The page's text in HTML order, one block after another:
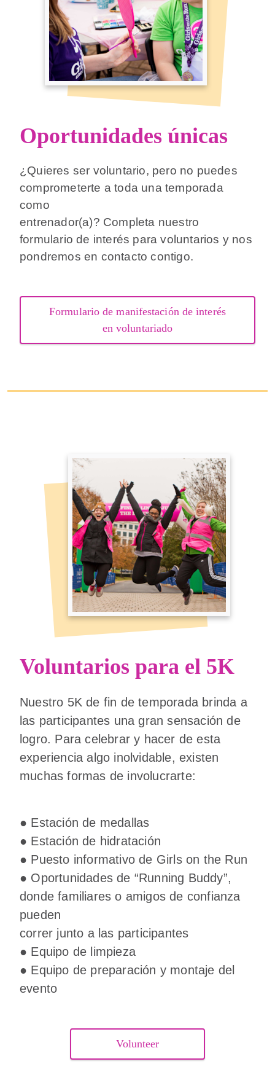
Oportunidades únicas
¿Quieres ser voluntario, pero no puedes
comprometerte a toda una temporada
como
entrenador(a)? Completa nuestro
formulario de interés para voluntarios y nos
pondremos en contacto contigo.
Formulario de manifestación de interés
en voluntariado
Voluntarios para el 5K
Nuestro 5K de fin de temporada brinda a
las participantes una gran sensación de
logro. Para celebrar y hacer de esta
experiencia algo inolvidable, existen
muchas formas de involucrarte:
● Estación de medallas
● Estación de hidratación
● Puesto informativo de Girls on the Run
● Oportunidades de “Running Buddy”,
donde familiares o amigos de confianza
pueden
correr junto a las participantes
● Equipo de limpieza
● Equipo de preparación y montaje del
evento
Volunteer